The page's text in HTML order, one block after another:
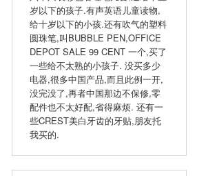
岁以下的孩子.有声英语儿童读物,
给十岁以下的小孩.还有吹气的塑料
圆珠笔,叫BUBBLE PEN,OFFICE
DEPOT SALE 99 CENT 一个,买了
一些给不太熟的小孩子. 没买多少
电器,很多中国产品,而且此例一开,
没完没了,再者中国那边不保修,零
配件也不太好配,省得麻烦. 还有一
些CREST美白牙齿的牙贴,朋友托
我买的.